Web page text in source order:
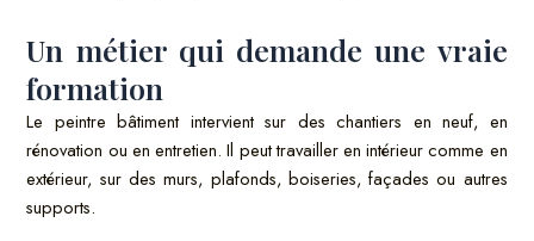
Un métier qui demande une vraie
formation
Le peintre bâtiment intervient sur des chantiers en neuf, en
rénovation ou en entretien. Il peut travailler en intérieur comme en
extérieur, sur des murs, plafonds, boiseries, façades ou autres
supports.